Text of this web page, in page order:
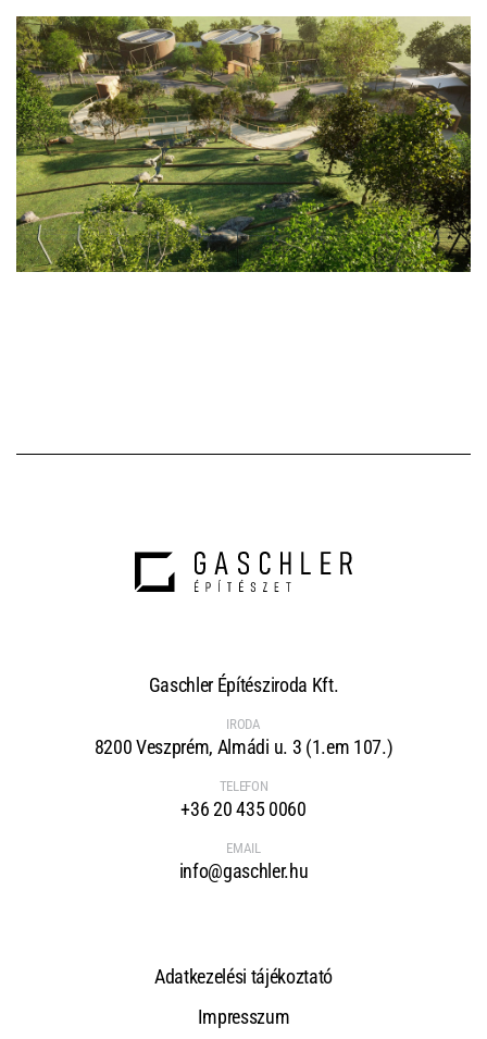
Gaschler Építésziroda Kft.
IRODA
8200 Veszprém, Almádi u. 3 (1.em 107.)
TELEFON
+36 20 435 0060
EMAIL
info@gaschler.hu
Adatkezelési tájékoztató
Impresszum